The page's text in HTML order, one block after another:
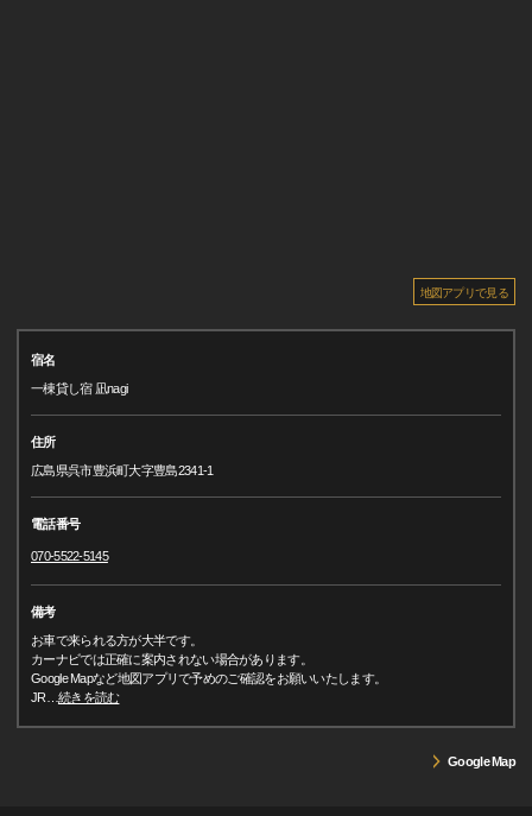
地図アプリで見る
宿名
一棟貸し宿 凪nagi
住所
広島県呉市豊浜町大字豊島2341-1
電話番号
070-5522-5145
備考
お車で来られる方が大半です。
カーナビでは正確に案内されない場合があります。
Google Mapなど地図アプリで予めのご確認をお願いいたします。
JR
続きを読む
Google Map